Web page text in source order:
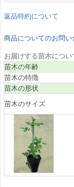
返品特約について
商品についてのお問い
お届けする苗木につい
苗木の年齢
苗木の特徴
苗木の形状
苗木のサイズ